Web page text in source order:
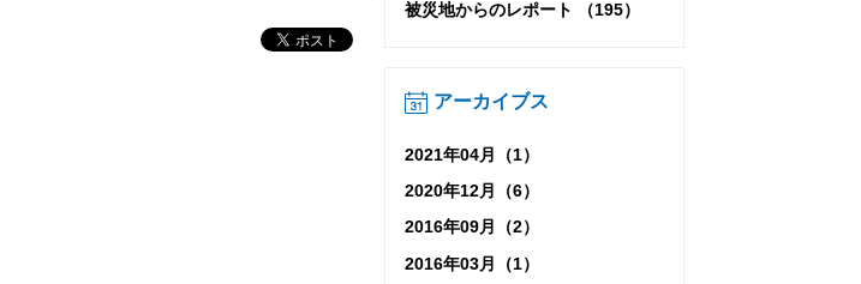
被災地からのレポート （195）
アーカイブス
2021年04月（1）
2020年12月（6）
2016年09月（2）
2016年03月（1）